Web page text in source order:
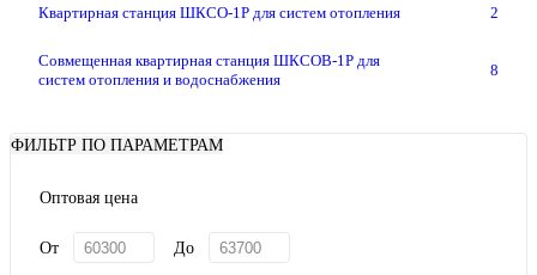
Квартирная станция ШКСО-1Р для систем отопления 2
Совмещенная квартирная станция ШКСОВ-1Р для
систем отопления и водоснабжения
8
ФИЛЬТР ПО ПАРАМЕТРАМ
Оптовая цена
От До